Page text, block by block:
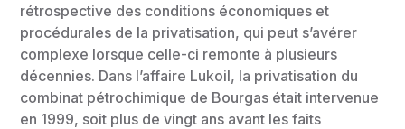
rétrospective des conditions économiques et
procédurales de la privatisation, qui peut s’avérer
complexe lorsque celle-ci remonte à plusieurs
décennies. Dans l’affaire Lukoil, la privatisation du
combinat pétrochimique de Bourgas était intervenue
en 1999, soit plus de vingt ans avant les faits